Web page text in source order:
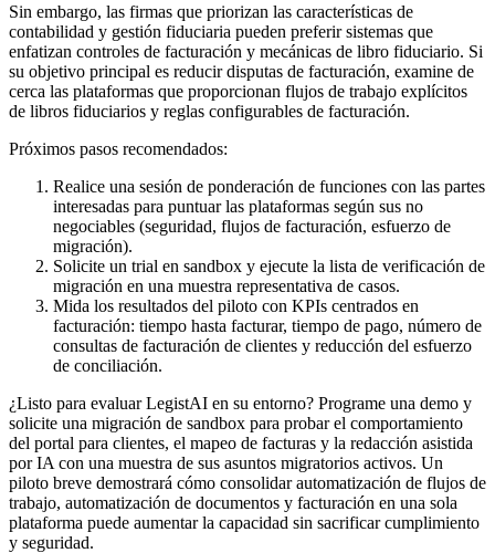
Sin embargo, las firmas que priorizan las características de
contabilidad y gestión fiduciaria pueden preferir sistemas que
enfatizan controles de facturación y mecánicas de libro fiduciario. Si
su objetivo principal es reducir disputas de facturación, examine de
cerca las plataformas que proporcionan flujos de trabajo explícitos
de libros fiduciarios y reglas configurables de facturación.
Próximos pasos recomendados:
Realice una sesión de ponderación de funciones con las partes
interesadas para puntuar las plataformas según sus no
negociables (seguridad, flujos de facturación, esfuerzo de
migración).
Solicite un trial en sandbox y ejecute la lista de verificación de
migración en una muestra representativa de casos.
Mida los resultados del piloto con KPIs centrados en
facturación: tiempo hasta facturar, tiempo de pago, número de
consultas de facturación de clientes y reducción del esfuerzo
de conciliación.
¿Listo para evaluar LegistAI en su entorno? Programe una demo y
solicite una migración de sandbox para probar el comportamiento
del portal para clientes, el mapeo de facturas y la redacción asistida
por IA con una muestra de sus asuntos migratorios activos. Un
piloto breve demostrará cómo consolidar automatización de flujos de
trabajo, automatización de documentos y facturación en una sola
plataforma puede aumentar la capacidad sin sacrificar cumplimiento
y seguridad.